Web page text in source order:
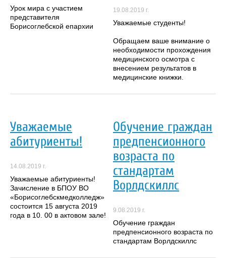
Урок мира с участием
представителя
Борисоглебской епархии
19.08.2019 г.
Уважаемые студенты!
Обращаем ваше внимание о
необходимости прохождения
медицинского осмотра с
внесением результатов в
медицинские книжки.
Уважаемые
абитуриенты!
14.08.2019 г.
Уважаемые абитуриенты!
Зачисление в БПОУ ВО
«Борисоглебскмедколледж»
состоится 15 августа 2019
года в 10. 00 в актовом зале!
Обучение граждан
предпенсионного
возраста по
стандартам
Ворлдскиллс
9.08.2019 г.
Обучение граждан
предпенсионного возраста по
стандартам Ворлдскиллс